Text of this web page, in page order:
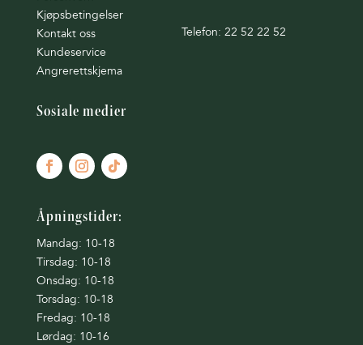
Kjøpsbetingelser
Kontakt oss
Kundeservice
Angrerettskjema
Telefon: 22 52 22 52
Sosiale medier
Åpningstider:
Mandag: 10-18
Tirsdag: 10-18
Onsdag: 10-18
Torsdag: 10-18
Fredag: 10-18
Lørdag: 10-16